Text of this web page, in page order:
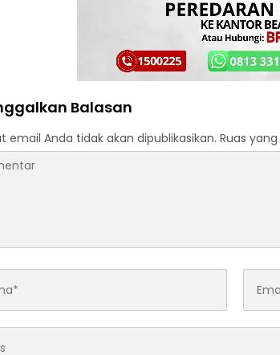
Balasan
email Anda tidak akan dipublikasikan. Ruas